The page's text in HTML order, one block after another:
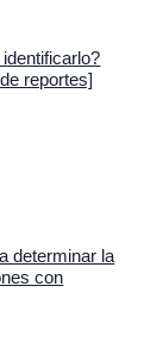
reportes]
determinar la
con